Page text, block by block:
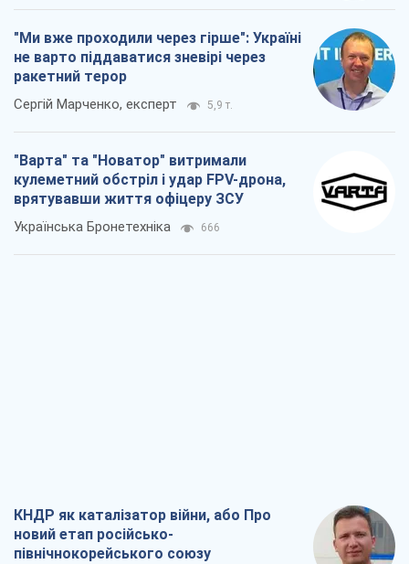
"Ми вже проходили через гірше": Україні
не варто піддаватися зневірі через
ракетний терор
Сергій Марченко, експерт 5,9 т.
"Варта" та "Новатор" витримали
кулеметний обстріл і удар FPV-дрона,
врятувавши життя офіцеру ЗСУ
Українська Бронетехніка 666
КНДР як каталізатор війни, або Про
новий етап російсько-
північнокорейського союзу